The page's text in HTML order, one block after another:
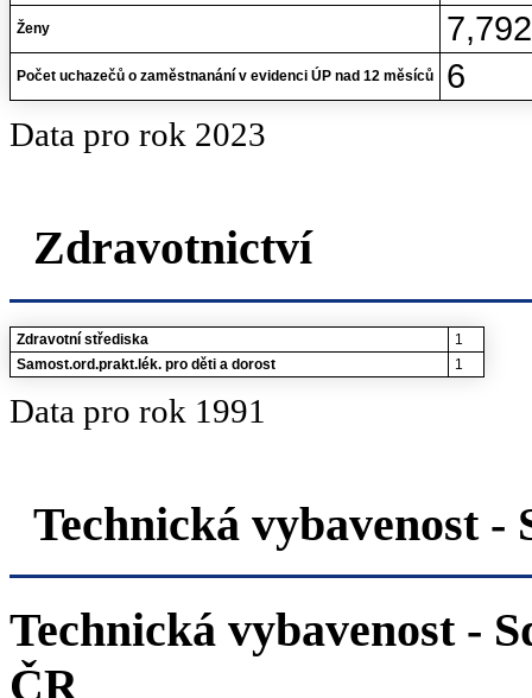
Ženy
Počet uchazečů o zaměstnanání v evidenci ÚP nad 12 měsíců
6
Data pro rok 2023
Zdravotnictví
Zdravotní střediska
1
Samost.ord.prakt.lék. pro děti a dorost
1
Data pro rok 1991
Technická vybavenost -
Technická vybavenost -
ČR